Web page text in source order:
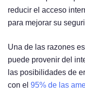
reducir el acceso
para mejorar su
Una de las razones
puede provenir del
las posibilidades de
con el 95% de las